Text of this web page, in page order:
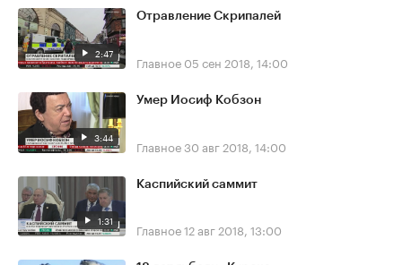
2:47
Отравление Скрипалей
Главное 05 сен 2018, 14:00
3:44
Умер Иосиф Кобзон
Главное30 авг 2018, 14:00
1:31
Каспийский саммит
Главное12 авг 2018, 13:00